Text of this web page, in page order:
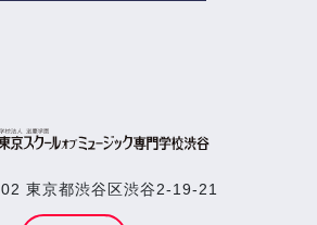
東京都渋谷区渋谷2-19-21